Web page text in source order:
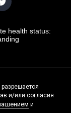
health status:
и/или согласия
и